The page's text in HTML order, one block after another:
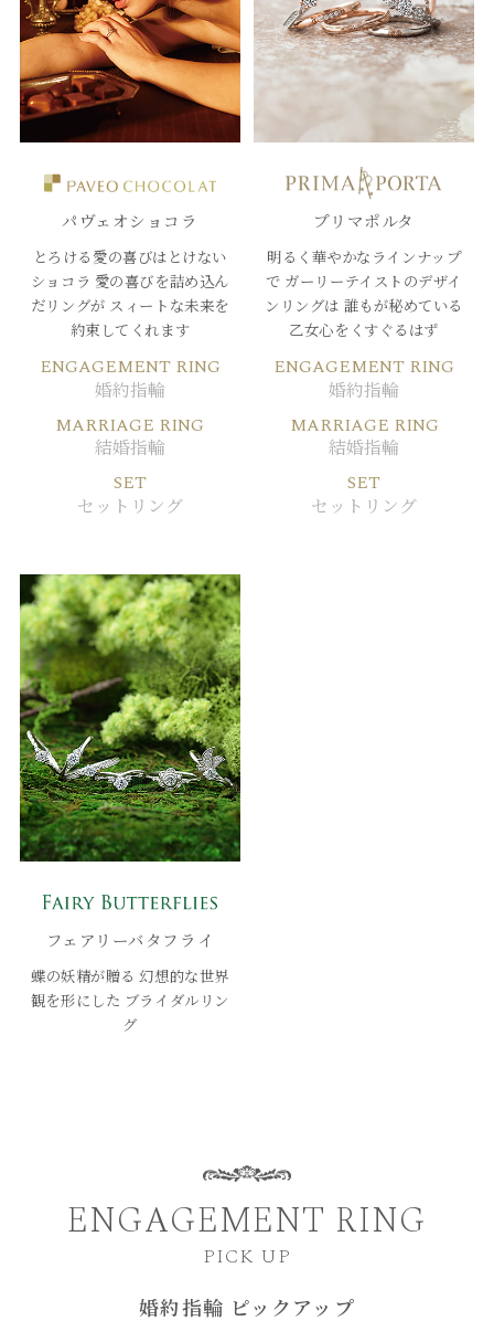
パヴェオショコラ
とろける愛の喜びはとけない
ショコラ 愛の喜びを詰め込ん
だリングが スィートな未来を
約束してくれます
ENGAGEMENT RING
婚約指輪
MARRIAGE RING
結婚指輪
SET
セットリング
プリマポルタ
明るく華やかなラインナップ
で ガーリーテイストのデザイ
ンリングは 誰もが秘めている
乙女心をくすぐるはず
ENGAGEMENT RING
婚約指輪
MARRIAGE RING
結婚指輪
SET
セットリング
フェアリーバタフライ
蝶の妖精が贈る 幻想的な世界
観を形にした ブライダルリン
グ
ENGAGEMENT RING
PICK UP
婚約指輪 ピックアップ